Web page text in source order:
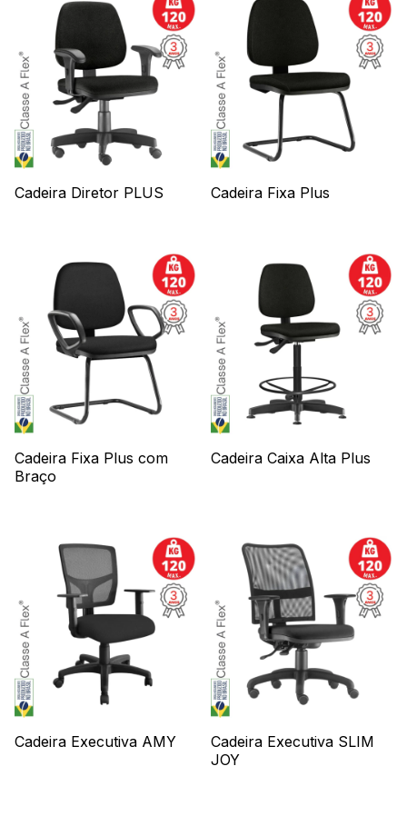
Cadeira Diretor PLUS Cadeira Fixa Plus
Cadeira Fixa Plus com
Braço
Cadeira Caixa Alta Plus
Cadeira Executiva AMY
Cadeira Executiva SLIM
JOY